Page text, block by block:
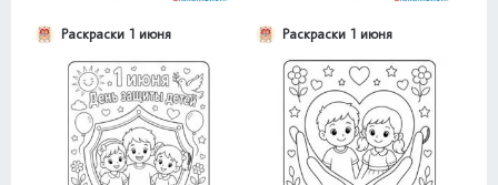
Раскраски 1 июня Раскраски 1 июня